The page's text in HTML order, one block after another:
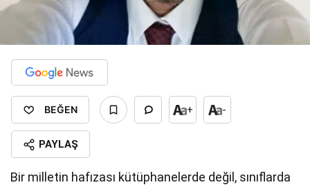
BEĞEN + -
PAYLAŞ
Bir milletin hafızası kütüphanelerde değil, sınıflarda